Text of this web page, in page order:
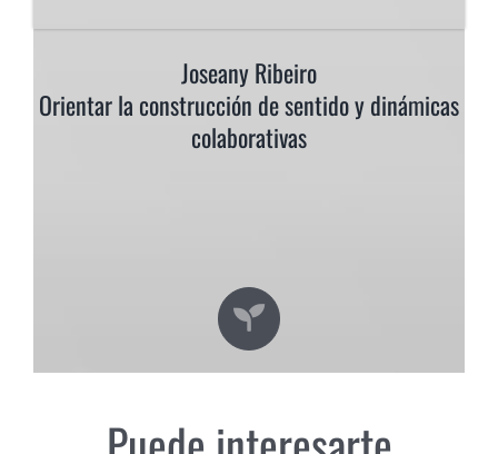
Joseany Ribeiro
Orientar la construcción de sentido y dinámicas
colaborativas